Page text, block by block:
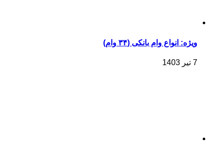
ویژه: انواع وام بانکی (۳۴ وام)
7 تیر 1403